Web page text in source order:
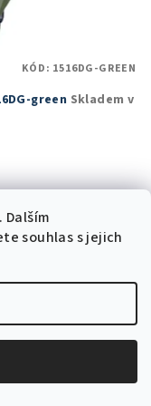
souhlas s jejich
green Skladem v
KÓD: 1516DG-GREEN